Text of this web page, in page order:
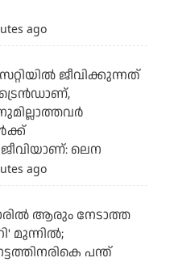
ago
ജീവിക്കുന്നത്
ലെന
ago
ആരും നേടാത്ത
മുന്നില്‍;
പന്ത്